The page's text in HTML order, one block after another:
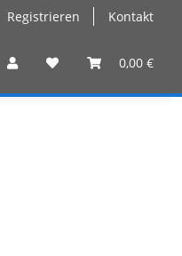
Registrieren Kontakt
0,00 €